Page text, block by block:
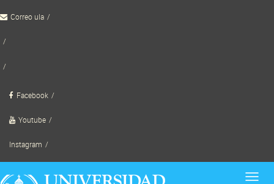
to Correo ula
Facebook
Youtube
Instagram